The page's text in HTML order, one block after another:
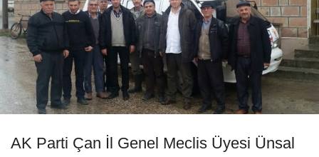
AK Parti Çan İl Genel Meclis Üyesi Ünsal